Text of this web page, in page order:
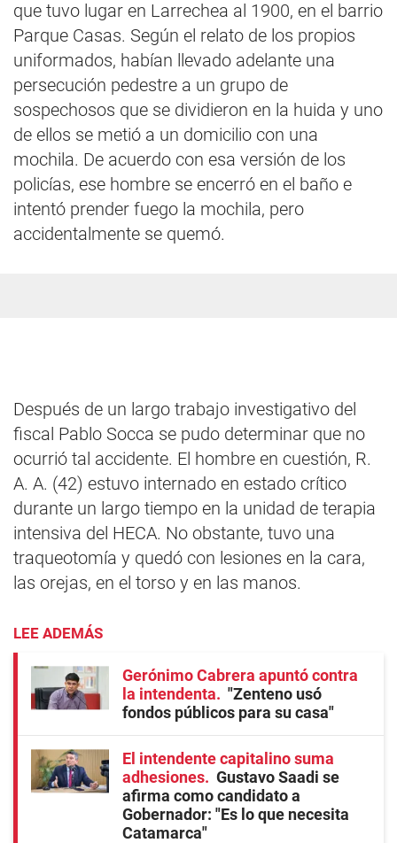
que tuvo lugar en Larrechea al 1900, en el barrio
Parque Casas. Según el relato de los propios
uniformados, habían llevado adelante una
persecución pedestre a un grupo de
sospechosos que se dividieron en la huida y uno
de ellos se metió a un domicilio con una
mochila. De acuerdo con esa versión de los
policías, ese hombre se encerró en el baño e
intentó prender fuego la mochila, pero
accidentalmente se quemó.
Después de un largo trabajo investigativo del
fiscal Pablo Socca se pudo determinar que no
ocurrió tal accidente. El hombre en cuestión, R.
A. A. (42) estuvo internado en estado crítico
durante un largo tiempo en la unidad de terapia
intensiva del HECA. No obstante, tuvo una
traqueotomía y quedó con lesiones en la cara,
las orejas, en el torso y en las manos.
LEE ADEMÁS
Gerónimo Cabrera apuntó contra
la intendenta
"Zenteno usó
fondos públicos para su casa"
El intendente capitalino suma
adhesiones
Gustavo Saadi se
afirma como candidato a
Gobernador: "Es lo que necesita
Catamarca"